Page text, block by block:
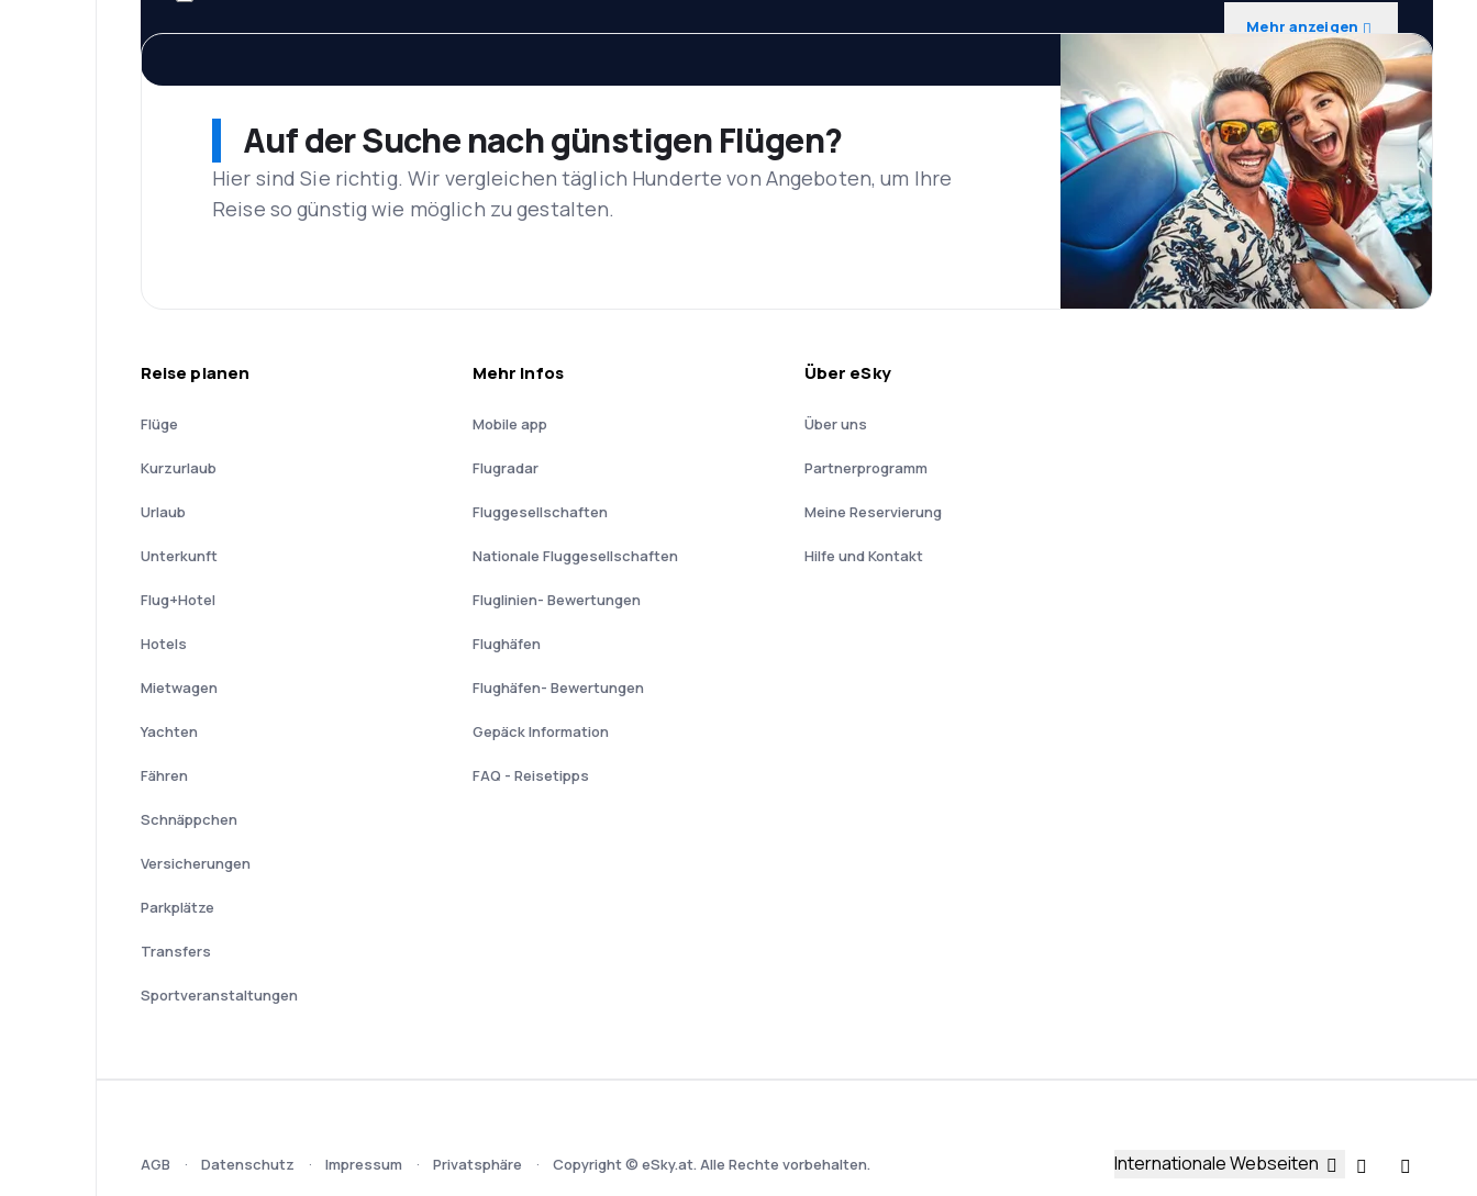
Mehr anzeigen
Auf der Suche nach günstigen Flügen?
Hier sind Sie richtig. Wir vergleichen täglich Hunderte von Angeboten, um Ihre
Reise so günstig wie möglich zu gestalten.
Reise planen
Flüge
Kurzurlaub
Urlaub
Unterkunft
Flug+Hotel
Hotels
Mietwagen
Yachten
Fähren
Schnäppchen
Versicherungen
Parkplätze
Transfers
Sportveranstaltungen
Mehr Infos
Mobile app
Flugradar
Fluggesellschaften
Nationale Fluggesellschaften
Fluglinien- Bewertungen
Flughäfen
Flughäfen- Bewertungen
Gepäck Information
FAQ - Reisetipps
Über eSky
Über uns
Partnerprogramm
Meine Reservierung
Hilfe und Kontakt
AGB Datenschutz Impressum Privatsphäre Copyright © eSky.at. Alle Rechte vorbehalten. Internationale Webseiten